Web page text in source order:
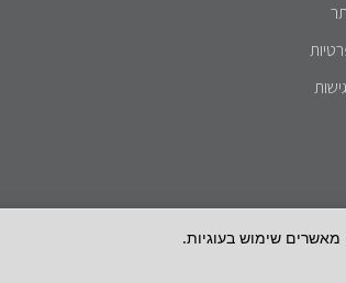
שימוש בעוגיות.